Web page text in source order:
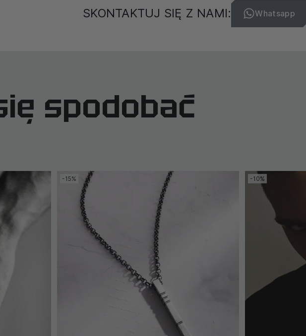
SKONTAKTUJ SIĘ Z NAMI: Whatsapp
spodobać
-15% -10%